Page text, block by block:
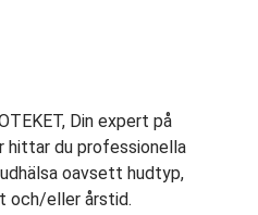
Din expert på
hittar du professionella
oavsett hudtyp,
och/eller årstid.